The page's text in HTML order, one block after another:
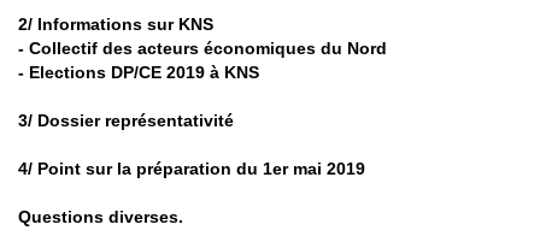
2/ Informations sur KNS
- Collectif des acteurs économiques du Nord
- Elections DP/CE 2019 à KNS
3/ Dossier représentativité
4/ Point sur la préparation du 1er mai 2019
Questions diverses.